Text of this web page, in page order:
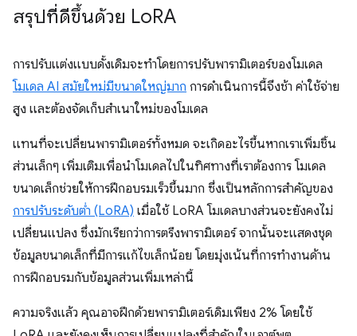
สรุปที่ดีขึ้นด้วย LoRA
การปรับแต่งแบบดั้งเดิมจะทําโดยการปรับพารามิเตอร์ของโมเดล
โมเดล AI สมัยใหม่มีขนาดใหญ่มาก การดำเนินการนี้จึงช้า ค่าใช้จ่าย
สูง และต้องจัดเก็บสำเนาใหม่ของโมเดล
แทนที่จะเปลี่ยนพารามิเตอร์ทั้งหมด จะเกิดอะไรขึ้นหากเราเพิ่มชิ้น
ส่วนเล็กๆ เพิ่มเติมเพื่อนำโมเดลไปในทิศทางที่เราต้องการ โมเดล
ขนาดเล็กช่วยให้การฝึกอบรมเร็วขึ้นมาก ซึ่งเป็นหลักการสําคัญของ
การปรับระดับต่ำ (LoRA) เมื่อใช้ LoRA โมเดลบางส่วนจะยังคงไม่
เปลี่ยนแปลง ซึ่งมักเรียกว่าการตรึงพารามิเตอร์ จากนั้นจะแสดงชุด
ข้อมูลขนาดเล็กที่มีการแก้ไขเล็กน้อย โดยมุ่งเน้นที่การทํางานด้าน
การฝึกอบรมกับข้อมูลส่วนเพิ่มเหล่านี้
ความจริงแล้ว คุณอาจฝึกด้วยพารามิเตอร์เดิมเพียง 2% โดยใช้